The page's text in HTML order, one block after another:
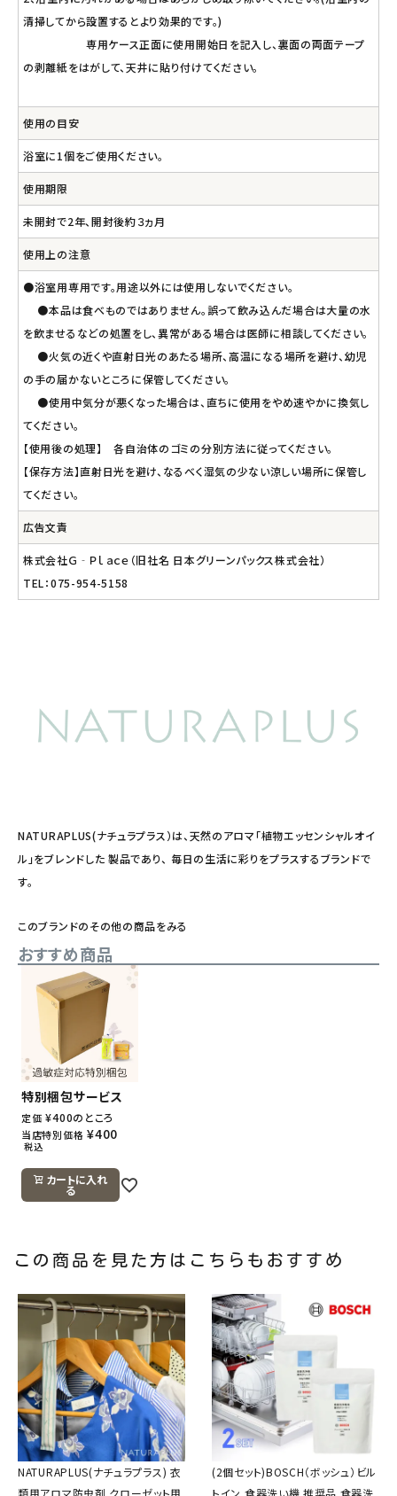
清掃してから設置するとより効果的です。)
専用ケース正面に使用開始日を記入し、裏面の両面テープ
の剥離紙をはがして、天井に貼り付けてください。
使用の目安
浴室に1個をご使用ください。
使用期限
未開封で2年、開封後約３ヵ月
使用上の注意
●浴室用専用です。用途以外には使用しないでください。
●本品は食べものではありません。誤って飲み込んだ場合は大量の水
を飲ませるなどの処置をし、異常がある場合は医師に相談してください。
●火気の近くや直射日光のあたる場所、高温になる場所を避け、幼児
の手の届かないところに保管してください。
●使用中気分が悪くなった場合は、直ちに使用をやめ速やかに換気し
てください。
【使用後の処理】 各自治体のゴミの分別方法に従ってください。
【保存方法】直射日光を避け、なるべく湿気の少ない涼しい場所に保管し
てください。
広告文責
株式会社Ｇ‐Ｐｌａｃｅ（旧社名 日本グリーンパックス株式会社）
TEL：075-954-5158
NATURAPLUS(ナチュラプラス）は、天然のアロマ「植物エッセンシャルオイ
ル」をブレンドした 製品であり、 毎日の生活に彩りをプラスするブランドで
す。
このブランドのその他の商品をみる
おすすめ商品
特別梱包サービス
定価 ¥400のところ
当店特別価格 ¥400
税込
カートに入れ
る
この商品を見た方はこちらもおすすめ
NATURAPLUS(ナチュラプラス) 衣
類用アロマ防虫剤 クローゼット用
(2個セット)BOSCH（ボッシュ）ビル
トイン 食器洗い機 推奨品 食器洗